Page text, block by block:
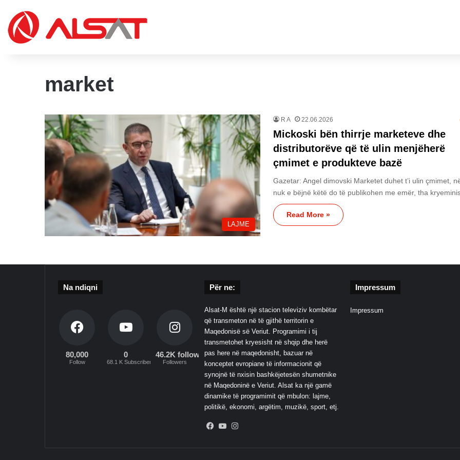
market
LAJME
R A 22.06.2026
Mickoski bën thirrje marketeve dhe
distributorëve që të ulin menjëherë
çmimet e produkteve bazë
Gazetar: Angel dimovski Marketet duhet t’i ulin çmimet,
nuk e bëjnë këtë do të publikohen me emër, tha
Read More »
Na ndiqni
80,000
Follow
0
68.1 K Subscribers
46.2K followers
Followers
Për ne:
Alsat-M është një stacion televiziv kombëtar
që transmeton në të gjithë territorin e
Maqedonisë së Veriut. Programimi i tij
transmetohet kryesisht në shqip dhe herë
pas here në maqedonisht, bazuar në
konceptet evropiane të informacionit që
synojnë të nxisin bashkëjetesën shumetnike
në Maqedoninë e Veriut. Alsat ka një gamë
dinamike të programimit që mbulon: lajme,
politikë, ekonomi, argëtim, muzikë, sport, etj.
Facebook
YouTube
Impressum
Impressum